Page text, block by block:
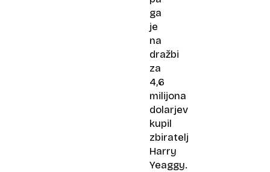
ga
je
na
dražbi
za
4,6
milijona
dolarjev
kupil
zbiratelj
Harry
Yeaggy.